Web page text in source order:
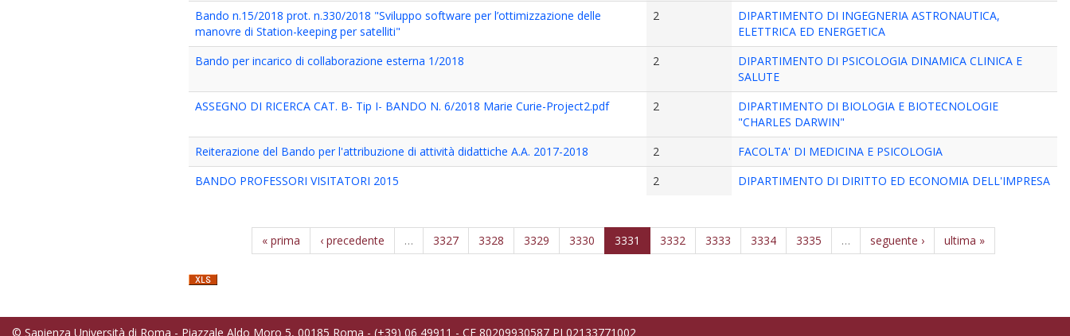
Bando n.15/2018 prot. n.330/2018 "Sviluppo software per l’ottimizzazione delle
manovre di Station-keeping per satelliti"
2
DIPARTIMENTO DI INGEGNERIA ASTRONAUTICA,
ELETTRICA ED ENERGETICA
Bando per incarico di collaborazione esterna 1/2018
2
DIPARTIMENTO DI PSICOLOGIA DINAMICA CLINICA E
SALUTE
ASSEGNO DI RICERCA CAT. B- Tip I- BANDO N. 6/2018 Marie Curie-Project2.pdf
2
DIPARTIMENTO DI BIOLOGIA E BIOTECNOLOGIE
"CHARLES DARWIN"
Reiterazione del Bando per l'attribuzione di attività didattiche A.A. 2017-2018
2
FACOLTA' DI MEDICINA E PSICOLOGIA
BANDO PROFESSORI VISITATORI 2015
2 DIPARTIMENTO DI DIRITTO ED ECONOMIA DELL'IMPRESA
« prima ‹ precedente … 3327 3328 3329 3330 3331 3332 3333 3334 3335 … seguente › ultima »
© Sapienza Università di Roma - Piazzale Aldo Moro 5, 00185 Roma - (+39) 06 49911 - CF 80209930587 PI 02133771002